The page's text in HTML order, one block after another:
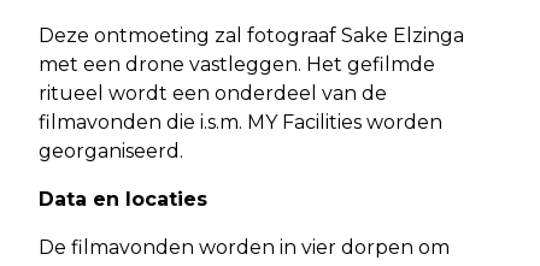
Deze ontmoeting zal fotograaf Sake Elzinga
met een drone vastleggen. Het gefilmde
ritueel wordt een onderdeel van de
filmavonden die i.s.m. MY Facilities worden
georganiseerd.
Data en locaties
De filmavonden worden in vier dorpen om